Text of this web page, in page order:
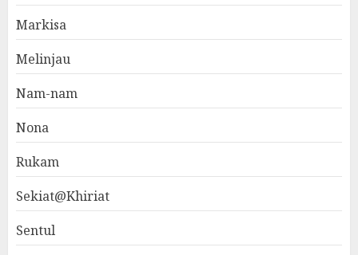
Markisa
Melinjau
Nam-nam
Nona
Rukam
Sekiat@Khiriat
Sentul